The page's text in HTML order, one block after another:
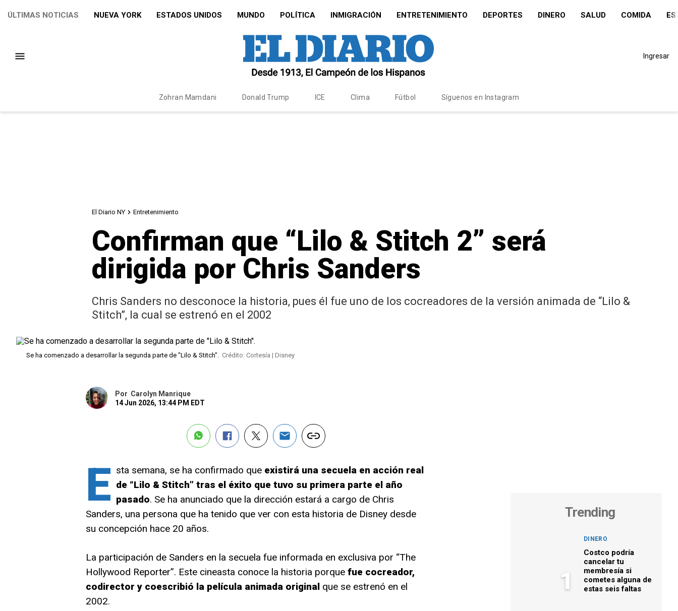
ÚLTIMAS NOTICIAS NUEVA YORK ESTADOS UNIDOS MUNDO POLÍTICA INMIGRACIÓN ENTRETENIMIENTO DEPORTES DINERO SALUD COMIDA
Ingresar
Zohran Mamdani Donald Trump ICE Clima Fútbol Síguenos en Instagram
El Diario NY Entretenimiento
Confirman que “Lilo & Stitch 2” será
dirigida por Chris Sanders
Chris Sanders no desconoce la historia, pues él fue uno de los cocreadores de la versión animada de “Lilo &
Stitch”, la cual se estrenó en el 2002
Se ha comenzado a desarrollar la segunda parte de "Lilo & Stitch". Crédito: Cortesía | Disney
Por Carolyn Manrique
14 Jun 2026, 13:44 PM EDT
E sta semana, se ha confirmado que existirá una secuela en acción real
de “Lilo & Stitch” tras el éxito que tuvo su primera parte el año
pasado. Se ha anunciado que la dirección estará a cargo de Chris
Sanders, una persona que ha tenido que ver con esta historia de Disney desde
su concepción hace 20 años.
La participación de Sanders en la secuela fue informada en exclusiva por “The
Hollywood Reporter”. Este cineasta conoce la historia porque fue cocreador,
codirector y coescribió la película animada original que se estrenó en el
2002.
Trending
1
DINERO
Costco podría
cancelar tu
membresía si
cometes alguna de
estas seis faltas